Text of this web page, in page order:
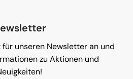
unseren Newsletter an und
zu Aktionen und